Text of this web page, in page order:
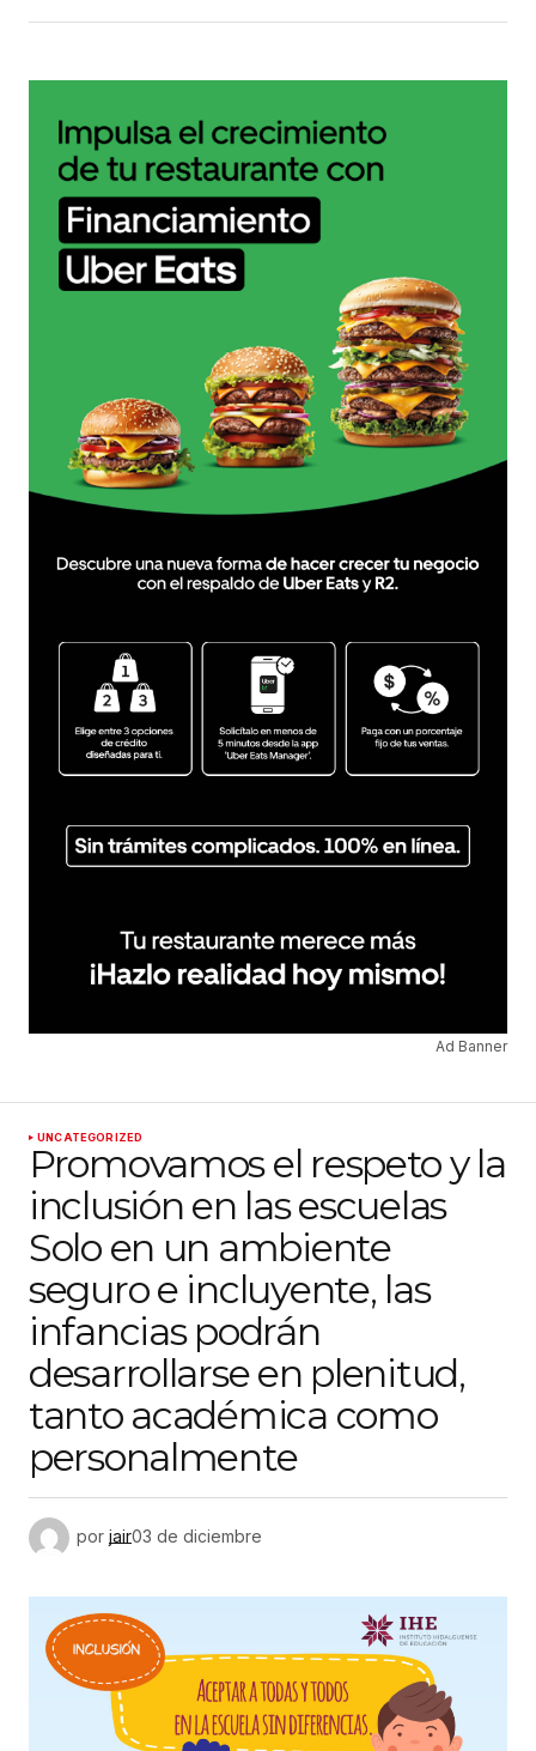
Ad Banner
UNCATEGORIZED
Promovamos el respeto y la
inclusión en las escuelas
Solo en un ambiente
seguro e incluyente, las
infancias podrán
desarrollarse en plenitud,
tanto académica como
personalmente
por jair03 de diciembre